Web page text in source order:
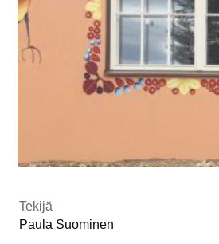
Tekijä
Paula Suominen